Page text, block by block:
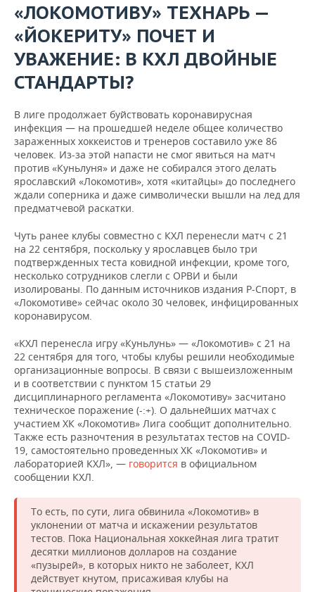
«ЛОКОМОТИВУ» ТЕХНАРЬ —
«ЙОКЕРИТУ» ПОЧЕТ И
УВАЖЕНИЕ: В КХЛ ДВОЙНЫЕ
СТАНДАРТЫ?
В лиге продолжает буйствовать коронавирусная
инфекция — на прошедшей неделе общее количество
зараженных хоккеистов и тренеров составило уже 86
человек. Из-за этой напасти не смог явиться на матч
против «Куньлуня» и даже не собирался этого делать
ярославский «Локомотив», хотя «китайцы» до последнего
ждали соперника и даже символически вышли на лед для
предматчевой раскатки.
Чуть ранее клубы совместно с КХЛ перенесли матч с 21
на 22 сентября, поскольку у ярославцев было три
подтвержденных теста ковидной инфекции, кроме того,
несколько сотрудников слегли с ОРВИ и были
изолированы. По данным источников издания Р-Спорт, в
«Локомотиве» сейчас около 30 человек, инфицированных
коронавирусом.
«КХЛ перенесла игру «Куньлунь» — «Локомотив» с 21 на
22 сентября для того, чтобы клубы решили необходимые
организационные вопросы. В связи с вышеизложенным
и в соответствии с пунктом 15 статьи 29
дисциплинарного регламента «Локомотиву» засчитано
техническое поражение (-:+). О дальнейших матчах с
участием ХК «Локомотив» Лига сообщит дополнительно.
Также есть разночтения в результатах тестов на COVID-
19, самостоятельно проведенных ХК «Локомотив» и
лабораторией КХЛ», — говорится в официальном
сообщении КХЛ.
То есть, по сути, лига обвинила «Локомотив» в
уклонении от матча и искажении результатов
тестов. Пока Национальная хоккейная лига тратит
десятки миллионов долларов на создание
«пузырей», в которых никто не заболеет, КХЛ
действует кнутом, присаживая клубы на